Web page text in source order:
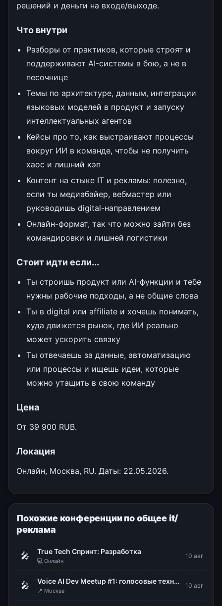
решений и деньги на входе/выходе.
Что внутри
Разборы от практиков, которые строят и
поддерживают AI-системы в бою, а не в
песочнице
Темы по архитектуре, данным, интеграции
языковых моделей в продукт и запуску
интеллектуальных агентов
Кейсы про то, как выстраивают процессы
вокруг ИИ в команде, чтобы не получить
хаос и лишний кэп
Контент на стыке IT и рекламы: полезно,
если ты медиабайер, вебмастер или
руководишь digital-направлением
Онлайн-формат, так что можно зайти без
командировки и лишней логистики
Стоит идти если...
Ты строишь продукт или AI-функции и тебе
нужны рабочие подходы, а не общие слова
Ты в digital или affiliate и хочешь понимать,
куда движется рынок, где ИИ реально
может ускорить связку
Ты отвечаешь за данные, автоматизацию
или процессы и ищешь идеи, которые
можно утащить в свою команду
Цена
От 39 900 RUB.
Локация
Онлайн, Москва, RU. Даты: 22.05.2026.
Похожие конференции по общее it/
реклама
🎤 True Tech Спринт: Разработка
💻 Онлайн
10 авг
🎤 Voice AI Dev Meetup #1: голосовые технологии в продакшене
📍 Москва
10 авг